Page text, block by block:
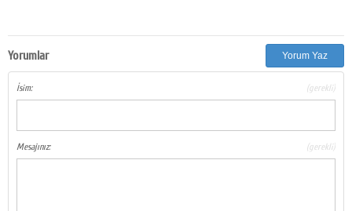
Yorumlar Yorum Yaz
İsim: (gerekli)
Mesajınız: (gerekli)